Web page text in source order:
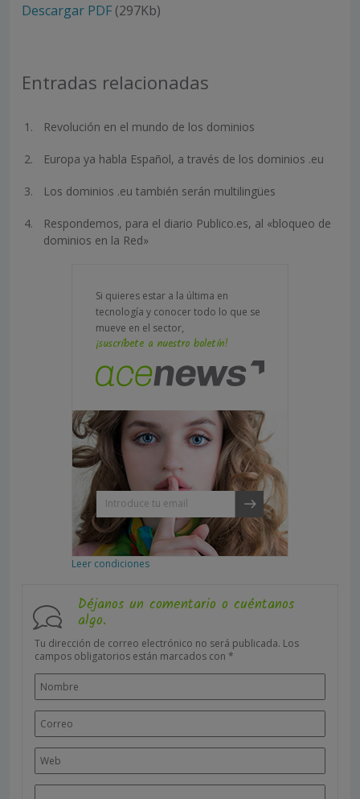
Descargar PDF (297Kb)
Entradas relacionadas
Revolución en el mundo de los dominios
Europa ya habla Español, a través de los dominios .eu
Los dominios .eu también serán multilingües
Respondemos, para el diario Publico.es, al «bloqueo de
dominios en la Red»
Si quieres estar a la última en
tecnología y conocer todo lo que se
mueve en el sector,
¡suscríbete a nuestro boletín!
Leer condiciones
Déjanos un comentario o cuéntanos
algo.
Tu dirección de correo electrónico no será publicada. Los
campos obligatorios están marcados con *